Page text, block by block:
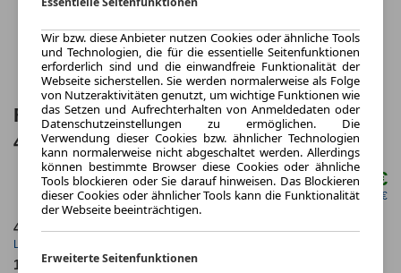
Ford Bronco 2.7 l EcoBoost Badlands e-
4WD Automatik 5 Türen
ab mtl.803,36 €
netto mtl. 674,79 €
48 Monate
Laufzeit
20.000 km
1.15
Wir bzw. diese Anbieter nutzen Cookies oder ähnliche Tools
und Technologien, die für die essentielle Seitenfunktionen
erforderlich sind und die einwandfreie Funktionalität der
Webseite sicherstellen. Sie werden normalerweise als Folge
von Nutzeraktivitäten genutzt, um wichtige Funktionen wie
das Setzen und Aufrechterhalten von Anmeldedaten oder
Datenschutzeinstellungen zu ermöglichen. Die
Verwendung dieser Cookies bzw. ähnlicher Technologien
kann normalerweise nicht abgeschaltet werden. Allerdings
können bestimmte Browser diese Cookies oder ähnliche
Tools blockieren oder Sie darauf hinweisen. Das Blockieren
dieser Cookies oder ähnlicher Tools kann die Funktionalität
der Webseite beeinträchtigen.
Erweiterte Seitenfunktionen